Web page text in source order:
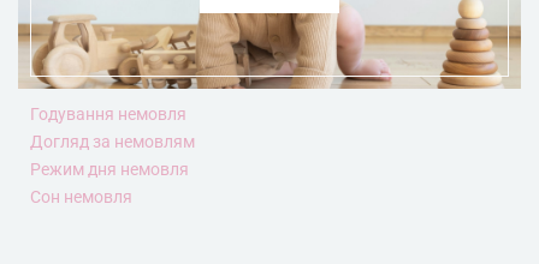
Годування немовля
Догляд за немовлям
Режим дня немовля
Сон немовля